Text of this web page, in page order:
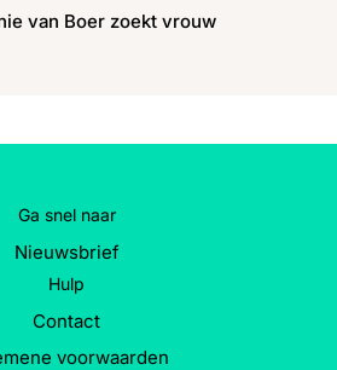
van Boer zoekt vrouw
Ga snel naar
Nieuwsbrief
Hulp
Contact
voorwaarden